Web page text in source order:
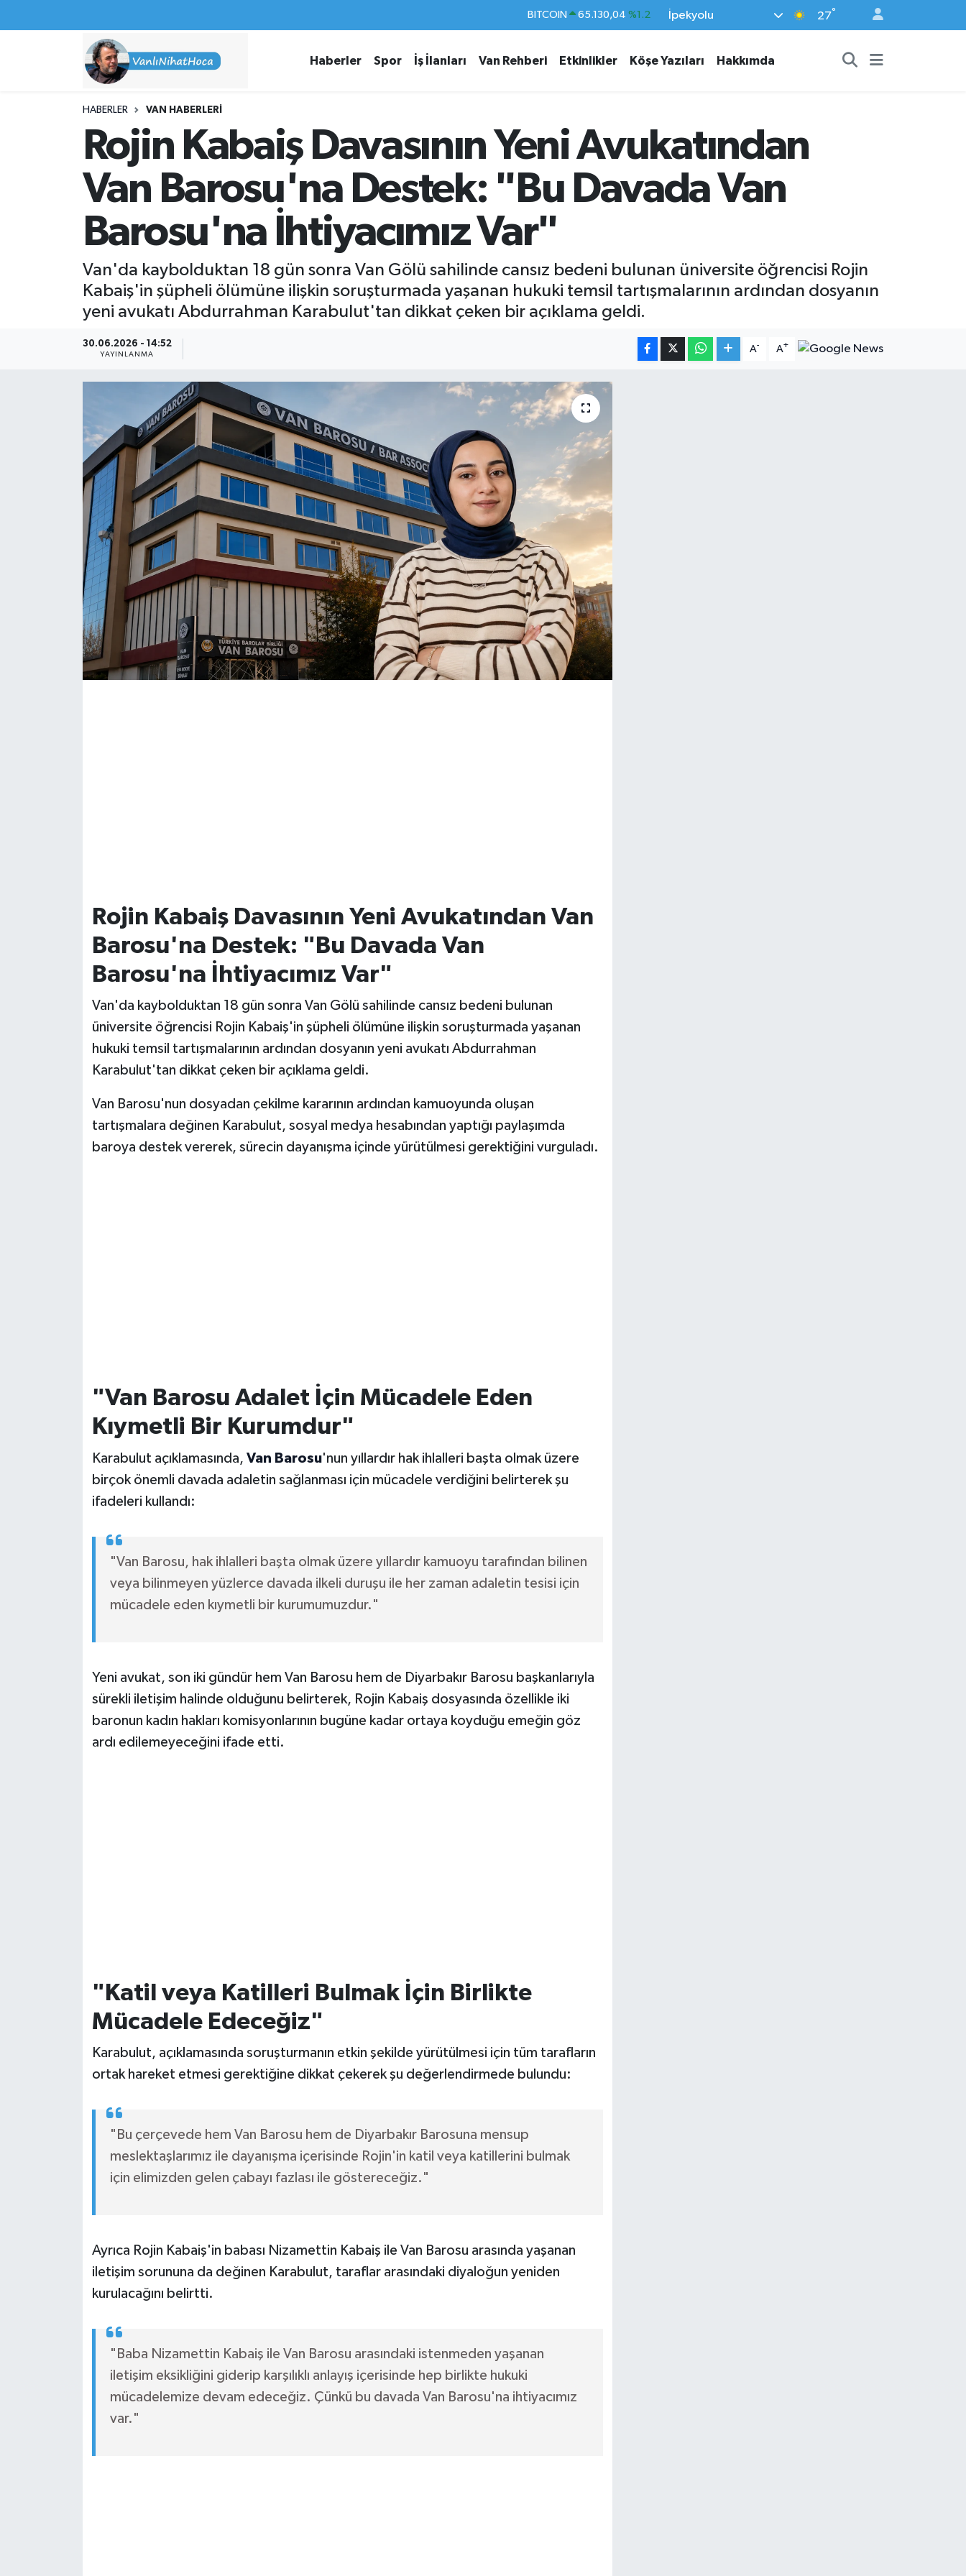
DOLAR 47,7106 %0.17
STERLİN 64,4046 %0.35
BITCOIN 65.130,04
İpekyolu 27°
Haberler Spor İş İlanları Van Rehberi Etkinlikler Köşe Yazıları Hakkımda
HABERLER VAN HABERLERI
Rojin Kabaiş Davasının Yeni Avukatından
Van Barosu'na Destek: "Bu Davada Van
Barosu'na İhtiyacımız Var"
Van'da kaybolduktan 18 gün sonra Van Gölü sahilinde cansız bedeni bulunan üniversite öğrencisi Rojin
Kabaiş'in şüpheli ölümüne ilişkin soruşturmada yaşanan hukuki temsil tartışmalarının ardından dosyanın
yeni avukatı Abdurrahman Karabulut'tan dikkat çeken bir açıklama geldi.
30.06.2026 - 14:52
YAYINLANMA
A- A+
Rojin Kabaiş Davasının Yeni Avukatından Van
Barosu'na Destek: "Bu Davada Van
Barosu'na İhtiyacımız Var"
Van'da kaybolduktan 18 gün sonra Van Gölü sahilinde cansız bedeni bulunan
üniversite öğrencisi Rojin Kabaiş'in şüpheli ölümüne ilişkin soruşturmada yaşanan
hukuki temsil tartışmalarının ardından dosyanın yeni avukatı Abdurrahman
Karabulut'tan dikkat çeken bir açıklama geldi.
Van Barosu'nun dosyadan çekilme kararının ardından kamuoyunda oluşan
tartışmalara değinen Karabulut, sosyal medya hesabından yaptığı paylaşımda
baroya destek vererek, sürecin dayanışma içinde yürütülmesi gerektiğini vurguladı.
"Van Barosu Adalet İçin Mücadele Eden
Kıymetli Bir Kurumdur"
Karabulut açıklamasında, Van Barosu'nun yıllardır hak ihlalleri başta olmak üzere
birçok önemli davada adaletin sağlanması için mücadele verdiğini belirterek şu
ifadeleri kullandı:
"Van Barosu, hak ihlalleri başta olmak üzere yıllardır kamuoyu tarafından bilinen
veya bilinmeyen yüzlerce davada ilkeli duruşu ile her zaman adaletin tesisi için
mücadele eden kıymetli bir kurumumuzdur."
Yeni avukat, son iki gündür hem Van Barosu hem de Diyarbakır Barosu başkanlarıyla
sürekli iletişim halinde olduğunu belirterek, Rojin Kabaiş dosyasında özellikle iki
baronun kadın hakları komisyonlarının bugüne kadar ortaya koyduğu emeğin göz
ardı edilemeyeceğini ifade etti.
"Katil veya Katilleri Bulmak İçin Birlikte
Mücadele Edeceğiz"
Karabulut, açıklamasında soruşturmanın etkin şekilde yürütülmesi için tüm tarafların
ortak hareket etmesi gerektiğine dikkat çekerek şu değerlendirmede bulundu:
"Bu çerçevede hem Van Barosu hem de Diyarbakır Barosuna mensup
meslektaşlarımız ile dayanışma içerisinde Rojin'in katil veya katillerini bulmak
için elimizden gelen çabayı fazlası ile göstereceğiz."
Ayrıca Rojin Kabaiş'in babası Nizamettin Kabaiş ile Van Barosu arasında yaşanan
iletişim sorununa da değinen Karabulut, taraflar arasındaki diyaloğun yeniden
kurulacağını belirtti.
"Baba Nizamettin Kabaiş ile Van Barosu arasındaki istenmeden yaşanan
iletişim eksikliğini giderip karşılıklı anlayış içerisinde hep birlikte hukuki
mücadelemize devam edeceğiz. Çünkü bu davada Van Barosu'na ihtiyacımız
var."
Haberler
İş İlanları
Etkinlikler
Köşe Yazıları
Hakkımda
İpekyolu Nöbetçi Eczaneler
İpekyolu Trafik Yoğunluk Haritası
Süper Lig Puan Durumu ve Fikstür
Tüm Manşetler
Son Dakika Haberleri
Haber Arşivi